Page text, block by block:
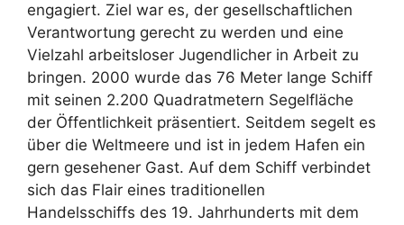
engagiert. Ziel war es, der gesellschaftlichen
Verantwortung gerecht zu werden und eine
Vielzahl arbeitsloser Jugendlicher in Arbeit zu
bringen. 2000 wurde das 76 Meter lange Schiff
mit seinen 2.200 Quadratmetern Segelfläche
der Öffentlichkeit präsentiert. Seitdem segelt es
über die Weltmeere und ist in jedem Hafen ein
gern gesehener Gast. Auf dem Schiff verbindet
sich das Flair eines traditionellen
Handelsschiffs des 19. Jahrhunderts mit dem